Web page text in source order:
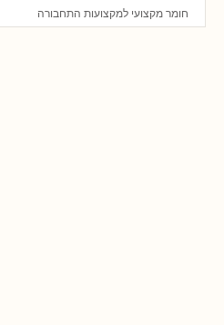
חומר מקצועי למקצועות התחבורה